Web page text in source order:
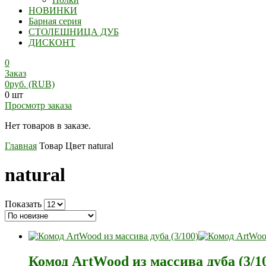
НОВИНКИ
Барная серия
СТОЛЕШНИЦА ДУБ
ДИСКОНТ
0
Заказ
0руб. (RUB)
0 шт
Просмотр заказа
Нет товаров в заказе.
Главная Товар Цвет natural
natural
Показать
Комод ArtWood из массива дуба (3/